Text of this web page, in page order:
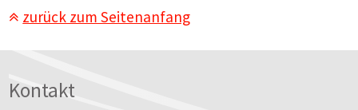
zurück zum Seitenanfang
Kontakt